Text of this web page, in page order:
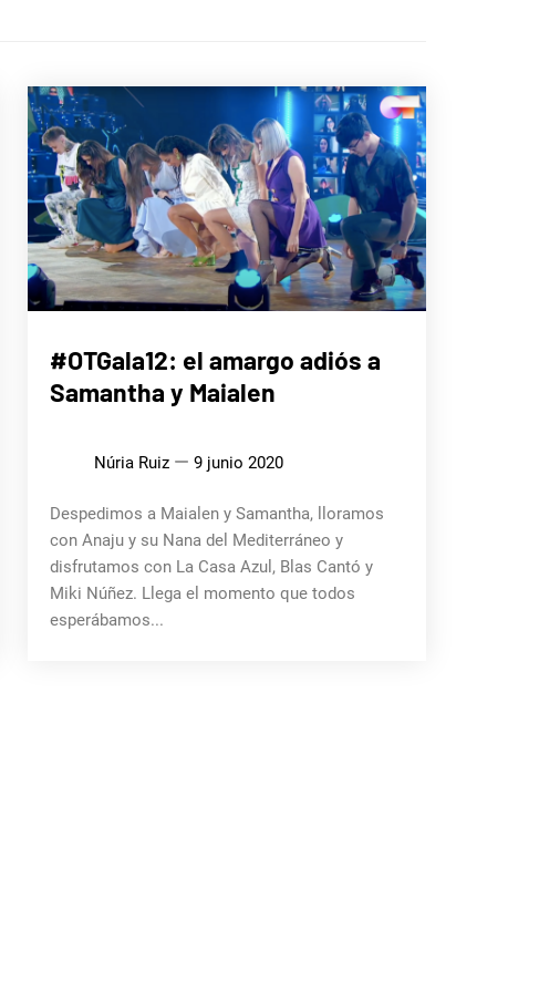
SERIES
Y TV
#OTGala12: el amargo adiós a
Samantha y Maialen
Núria Ruiz 9 junio 2020
Despedimos a Maialen y Samantha, lloramos
con Anaju y su Nana del Mediterráneo y
disfrutamos con La Casa Azul, Blas Cantó y
Miki Núñez. Llega el momento que todos
esperábamos...